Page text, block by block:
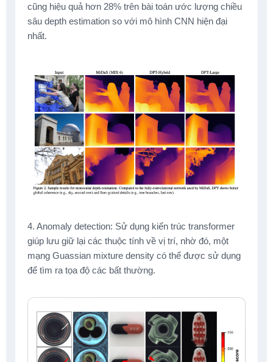
cũng hiệu quả hơn 28% trên bài toán ước lượng chiều
sâu depth estimation so với mô hình CNN hiện đại
nhất.
4. Anomaly detection: Sử dụng kiến trúc transformer
giúp lưu giữ lại các thuộc tính về vị trí, nhờ đó, một
mạng Guassian mixture density có thể được sử dụng
để tìm ra tọa độ các bất thường.